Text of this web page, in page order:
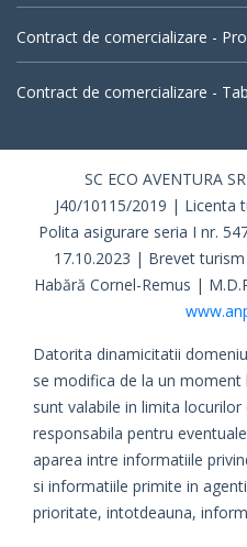
Contract de comercializare -
Contract de comercializare -
SC ECO AVENTURA
J40/10115/2019 | Licenta
Polita asigurare seria I nr.
17.10.2023 | Brevet
Habără Cornel-Remus |
Datorita dinamicitatii
se modifica de la un
sunt valabile in limita
responsabila pentru
aparea intre informatiile
si informatiile primite in
prioritate, intotdeauna,